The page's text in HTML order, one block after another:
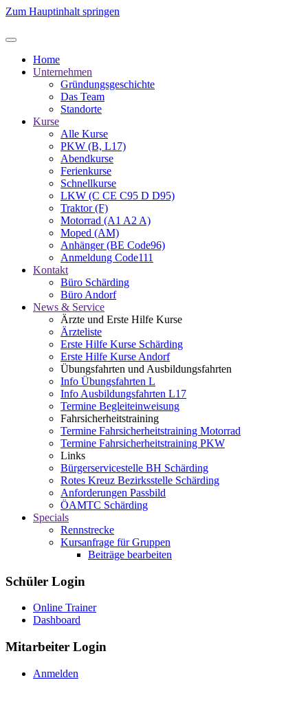
Zum Hauptinhalt springen
Home
Unternehmen
Gründungsgeschichte
Das Team
Standorte
Kurse
Alle Kurse
PKW (B, L17)
Abendkurse
Ferienkurse
Schnellkurse
LKW (C CE C95 D D95)
Traktor (F)
Motorrad (A1 A2 A)
Moped (AM)
Anhänger (BE Code96)
Anmeldung Code111
Kontakt
Büro Schärding
Büro Andorf
News & Service
Ärzte und Erste Hilfe Kurse
Ärzteliste
Erste Hilfe Kurse Schärding
Erste Hilfe Kurse Andorf
Übungsfahrten und Ausbildungsfahrten
Info Übungsfahrten L
Info Ausbildungsfahrten L17
Termine Begleiteinweisung
Fahrsicherheitstraining
Termine Fahrsicherheitstraining Motorrad
Termine Fahrsicherheitstraining PKW
Links
Bürgerservicestelle BH Schärding
Rotes Kreuz Bezirksstelle Schärding
Anforderungen Passbild
ÖAMTC Schärding
Specials
Rennstrecke
Kursanfrage für Gruppen
Beiträge bearbeiten
Schüler Login
Online Trainer
Dashboard
Mitarbeiter Login
Anmelden